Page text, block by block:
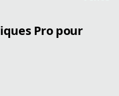
Pro pour